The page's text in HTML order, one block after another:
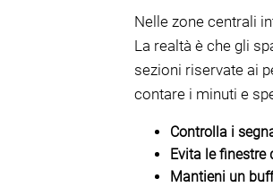
Nelle zone centrali
La realtà è che gli
sezioni riservate ai
contare i minuti e
Controlla i
Evita le finestre
Mantieni un